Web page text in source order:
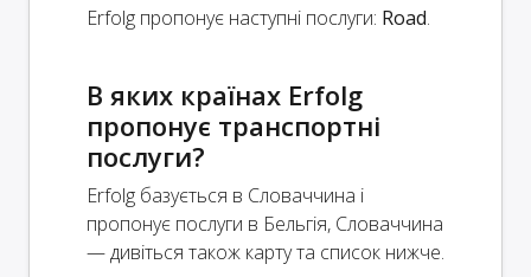
Erfolg пропонує наступні послуги: Road.
В яких країнах Erfolg
пропонує транспортні
послуги?
Erfolg базується в Словаччина і
пропонує послуги в Бельгія, Словаччина
— дивіться також карту та список нижче.